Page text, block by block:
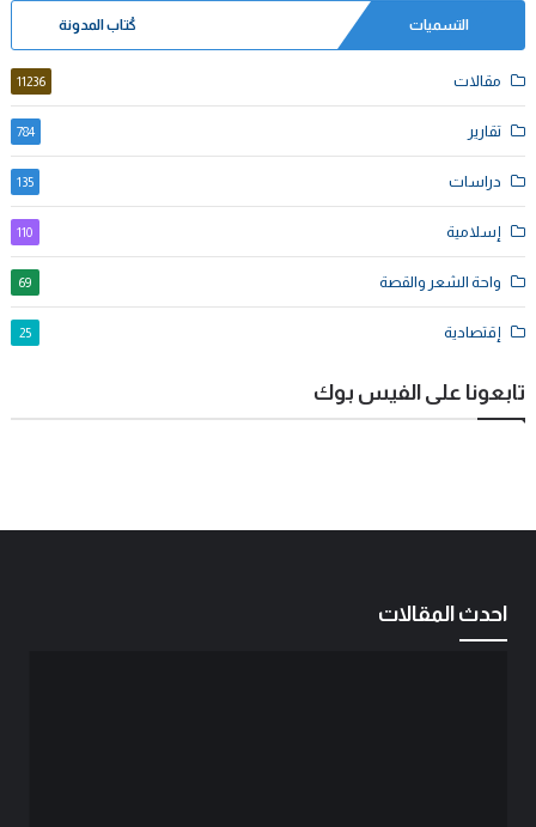
التسميات كُتاب المدونة
مقالات 11236
تقارير 784
دراسات 135
إسلامية 110
واحة الشعر والقصة 69
إقتصادية 25
تابعونا على الفيس بوك
احدث المقالات